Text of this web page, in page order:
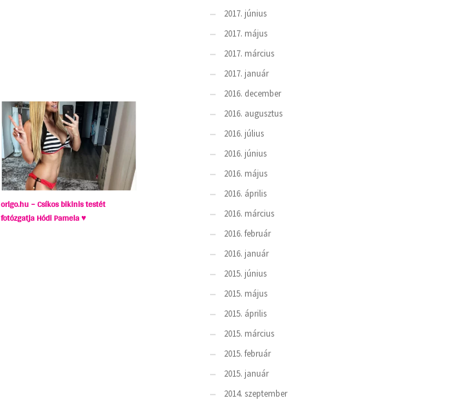
origo.hu – Csíkos bikinis testét
fotózgatja Hódi Pamela ♥
2017. június
2017. május
2017. március
2017. január
2016. december
2016. augusztus
2016. július
2016. június
2016. május
2016. április
2016. március
2016. február
2016. január
2015. június
2015. május
2015. április
2015. március
2015. február
2015. január
2014. szeptember